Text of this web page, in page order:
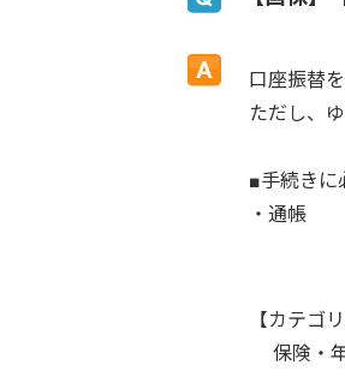
口座振替
ただし、
■手続きに
・通帳
【カテゴリ
保険・